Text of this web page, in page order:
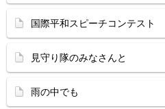
国際平和スピーチコンテスト
見守り隊のみなさんと
雨の中でも